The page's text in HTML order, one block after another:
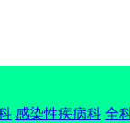
感染性疾病科 全